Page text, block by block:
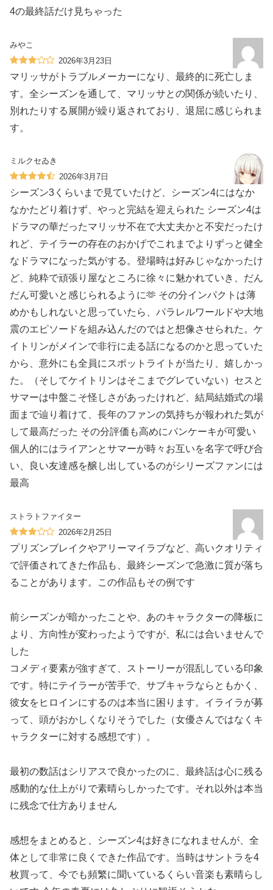
4の最終話だけ見ちゃった
みやこ
2026年3月23日
マリッサがトラブルメーカーになり、最終的に死亡しま
す。全シーズンを通して、マリッサとの関係が続いたり、
別れたりする展開が繰り返されており、退屈に感じられま
す。
ミルクセゐき
2026年3月7日
シーズン3くらいまで見ていたけど、シーズン4にはなか
なかたどり着けず、やっと完結を迎えられた シーズン4は
ドラマの華だったマリッサ不在で大丈夫かと不安だったけ
れど、テイラーの存在のおかげでこれまでよりずっと健全
なドラマになった気がする。登場時は好みじゃなかったけ
ど、純粋で頑張り屋なところに徐々に魅かれていき、だん
だん可愛いと感じられるように🫶 その分インパクトは薄
めかもしれないと思っていたら、パラレルワールドや大地
震のエピソードを組み込んだのではと想像させられた。ケ
イトリンがメインで非行に走る話になるのかと思っていた
から、意外にも全員にスポットライトが当たり、嬉しかっ
た。（そしてケイトリンはそこまでグレていない）セスと
サマーは中盤こそ怪しさがあったけれど、結局結婚式の場
面まで辿り着けて、長年のファンの気持ちが報われた気が
して最高だった その分評価も高めに️パンケーキが可愛い
個人的にはライアンとサマーが時々お互いを名字で呼び合
い、良い友達感を醸し出しているのがシリーズファンには
最高
ストラトファイター
2026年2月25日
プリズンブレイクやアリーマイラブなど、高いクオリティ
で評価されてきた作品も、最終シーズンで急激に質が落ち
ることがあります。この作品もその例です
前シーズンが暗かったことや、あのキャラクターの降板に
より、方向性が変わったようですが、私には合いませんで
した
コメディ要素が強すぎて、ストーリーが混乱している印象
です。特にテイラーが苦手で、サブキャラならともかく、
彼女をヒロインにするのは本当に困ります。イライラが募
って、頭がおかしくなりそうでした（女優さんではなくキ
ャラクターに対する感想です）。
最初の数話はシリアスで良かったのに、最終話は心に残る
感動的な仕上がりで素晴らしかったです。それ以外は本当
に残念で仕方ありません
感想をまとめると、シーズン4は好きになれませんが、全
体として非常に良くできた作品です。当時はサントラを4
枚買って、今でも頻繁に聞いているくらい音楽も素晴らし